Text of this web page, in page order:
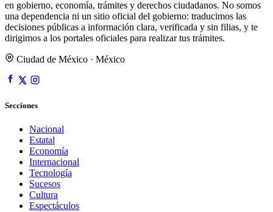
en gobierno, economía, trámites y derechos ciudadanos. No somos
una dependencia ni un sitio oficial del gobierno: traducimos las
decisiones públicas a información clara, verificada y sin filias, y te
dirigimos a los portales oficiales para realizar tus trámites.
Ciudad de México · México
Secciones
Nacional
Estatal
Economía
Internacional
Tecnología
Sucesos
Cultura
Espectáculos